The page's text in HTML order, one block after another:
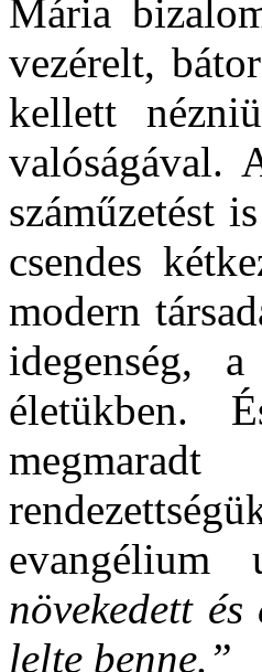
Mária
vezérelt,
kellett
valóságával.
száműzetést
csendes
modern
idegenség,
életükben.
növekedett
lelte benne.”